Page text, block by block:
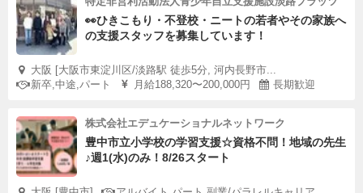
👀ひきこもり・不登校・ニートの若者やその家族へ
の支援スタッフを募集しています！
大阪 [大阪市東淀川区/淡路駅 徒歩5分, 河内長野市...
新卒,中途,パート
月給188,320〜200,000円 長期歓迎
株式会社エデュケーショナルネットワーク
豊中市立小学校の学習支援☆資格不問！地域の先生
♪週1(水)のみ！8/26スタート